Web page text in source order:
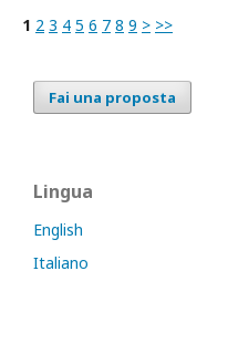
1 2 3 4 5 6 7 8 9 > >>
Fai una proposta
Lingua
English
Italiano